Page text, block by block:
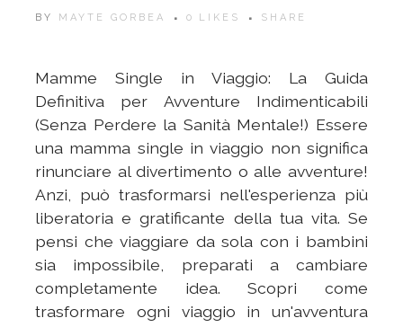
BY MAYTE GORBEA 0 LIKES SHARE
Mamme Single in Viaggio: La Guida
Definitiva per Avventure Indimenticabili
(Senza Perdere la Sanità Mentale!) Essere
una mamma single in viaggio non significa
rinunciare al divertimento o alle avventure!
Anzi, può trasformarsi nell'esperienza più
liberatoria e gratificante della tua vita. Se
pensi che viaggiare da sola con i bambini
sia impossibile, preparati a cambiare
completamente idea. Scopri come
trasformare ogni viaggio in un'avventura